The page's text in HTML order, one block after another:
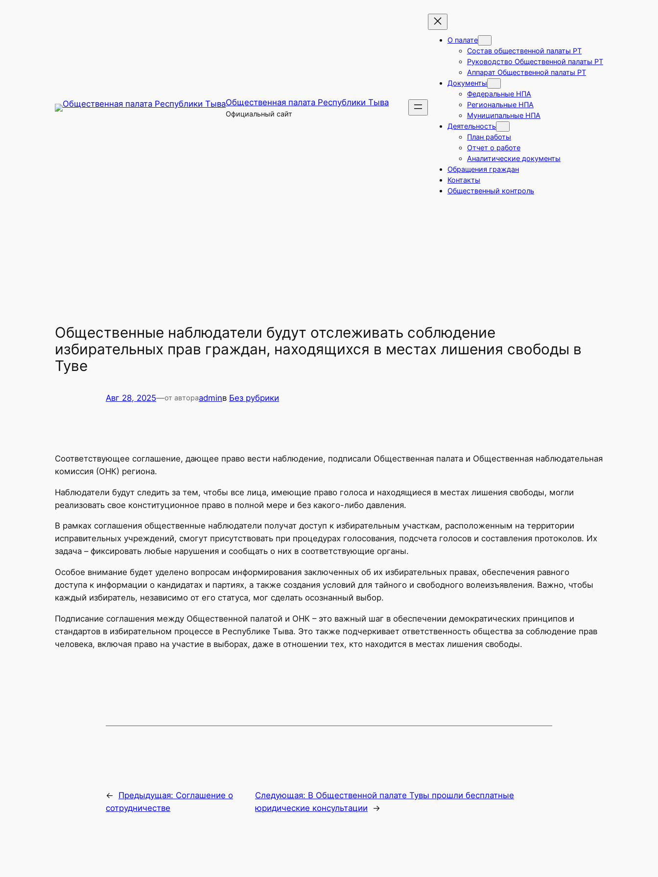
Общественная палата Республики Тыва
Официальный сайт
О палате
Состав общественной палаты РТ
Руководство Общественной палаты РТ
Аппарат Общественной палаты РТ
Документы
Федеральные НПА
Региональные НПА
Муниципальные НПА
Деятельность
План работы
Отчет о работе
Аналитические документы
Обращения граждан
Контакты
Общественный контроль
Общественные наблюдатели будут отслеживать соблюдение
избирательных прав граждан, находящихся в местах лишения свободы в
Туве
Авг 28, 2025—от автораadminв Без рубрики
Соответствующее соглашение, дающее право вести наблюдение, подписали Общественная палата и Общественная наблюдательная
комиссия (ОНК) региона.
Наблюдатели будут следить за тем, чтобы все лица, имеющие право голоса и находящиеся в местах лишения свободы, могли
реализовать свое конституционное право в полной мере и без какого-либо давления.
В рамках соглашения общественные наблюдатели получат доступ к избирательным участкам, расположенным на территории
исправительных учреждений, смогут присутствовать при процедурах голосования, подсчета голосов и составления протоколов. Их
задача – фиксировать любые нарушения и сообщать о них в соответствующие органы.
Особое внимание будет уделено вопросам информирования заключенных об их избирательных правах, обеспечения равного
доступа к информации о кандидатах и партиях, а также создания условий для тайного и свободного волеизъявления. Важно, чтобы
каждый избиратель, независимо от его статуса, мог сделать осознанный выбор.
Подписание соглашения между Общественной палатой и ОНК – это важный шаг в обеспечении демократических принципов и
стандартов в избирательном процессе в Республике Тыва. Это также подчеркивает ответственность общества за соблюдение прав
человека, включая право на участие в выборах, даже в отношении тех, кто находится в местах лишения свободы.
← Предыдущая: Cоглашение о
cотрудничестве
Следующая: В Общественной палате Тувы прошли бесплатные
юридические консультации
→